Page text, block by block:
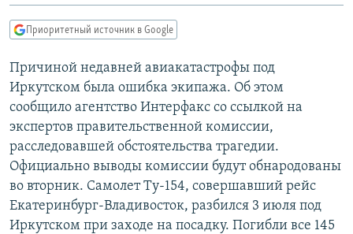
Вернутся
поиску
КАВКАЗ.РЕАЛИИ
СЕВЕР.РЕАЛИИ
СИБИРЬ.РЕАЛИИ
РАСПИСАНИЕ ВЕЩАНИЯ
ПОДПИШИТЕСЬ НА РАССЫЛКУ
СОЦИАЛЬНЫЕ СЕТИ
Приоритетный источник в Google
Причиной недавней авиакатастрофы под
Иркутском была ошибка экипажа. Об этом
сообщило агентство Интерфакс со ссылкой на
экспертов правительственной комиссии,
расследовавшей обстоятельства трагедии.
Официально выводы комиссии будут обнародованы
во вторник. Самолет Ту-154, совершавший рейс
Екатеринбург-Владивосток, разбился 3 июля под
Иркутском при заходе на посадку. Погибли все 145